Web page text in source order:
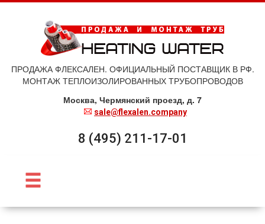
ПРОДАЖА ФЛЕКСАЛЕН. ОФИЦИАЛЬНЫЙ ПОСТАВЩИК В РФ.
МОНТАЖ ТЕПЛОИЗОЛИРОВАННЫХ ТРУБОПРОВОДОВ
Москва, Чермянский проезд, д. 7
sale@flexalen.company
8 (495) 211-17-01